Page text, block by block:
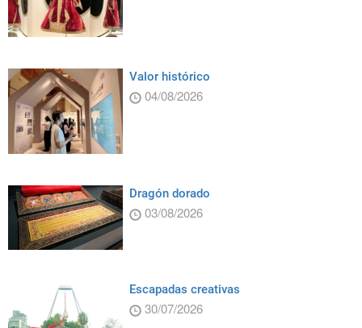
Valor histórico
04/08/2026
Dragón dorado
03/08/2026
Escapadas creativas
30/07/2026